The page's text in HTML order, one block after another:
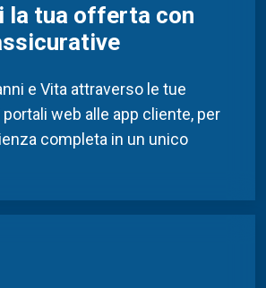
la tua offerta con
e Vita attraverso le tue
portali web alle app cliente, per
completa in un unico